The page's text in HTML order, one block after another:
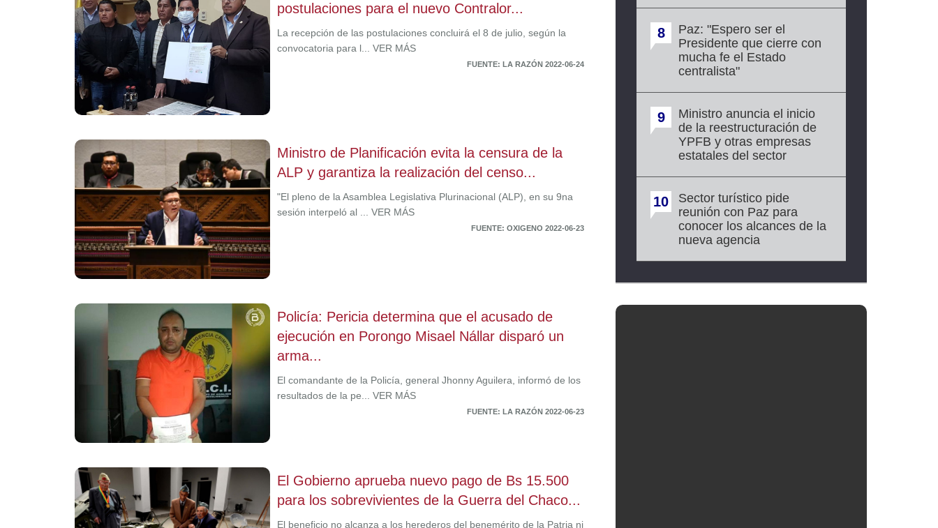
postulaciones para el nuevo Contralor...
La recepción de las postulaciones concluirá el 8 de julio, según la
convocatoria para l... VER MÁS
FUENTE: LA RAZÓN 2022-06-24
Ministro de Planificación evita la censura de la
ALP y garantiza la realización del censo...
"El pleno de la Asamblea Legislativa Plurinacional (ALP), en su 9na
sesión interpeló al ... VER MÁS
FUENTE: OXIGENO 2022-06-23
Policía: Pericia determina que el acusado de
ejecución en Porongo Misael Nállar disparó un
arma...
El comandante de la Policía, general Jhonny Aguilera, informó de los
resultados de la pe... VER MÁS
FUENTE: LA RAZÓN 2022-06-23
El Gobierno aprueba nuevo pago de Bs 15.500
para los sobrevivientes de la Guerra del Chaco...
El beneficio no alcanza a los herederos del benemérito de la Patria ni
8
Paz: "Espero ser el
Presidente que cierre con
mucha fe el Estado
centralista"
9
Ministro anuncia el inicio
de la reestructuración de
YPFB y otras empresas
estatales del sector
10
Sector turístico pide
reunión con Paz para
conocer los alcances de la
nueva agencia